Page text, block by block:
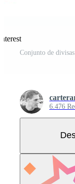
6.476